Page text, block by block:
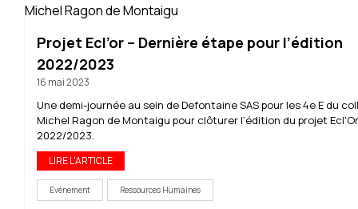
Projet Ecl’or – Dernière étape pour l’édition
2022/2023
16 mai 2023
Une demi-journée au sein de Defontaine SAS pour les 4e E du
Michel Ragon de Montaigu pour clôturer l'édition du projet Ecl'Or
2022/2023.
LIRE L'ARTICLE
Evénement Ressources Humaines